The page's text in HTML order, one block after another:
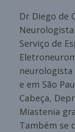
Dr Diego de
Serviço de
neurologista
e em São
Cabeça,
Miastenia
Também se